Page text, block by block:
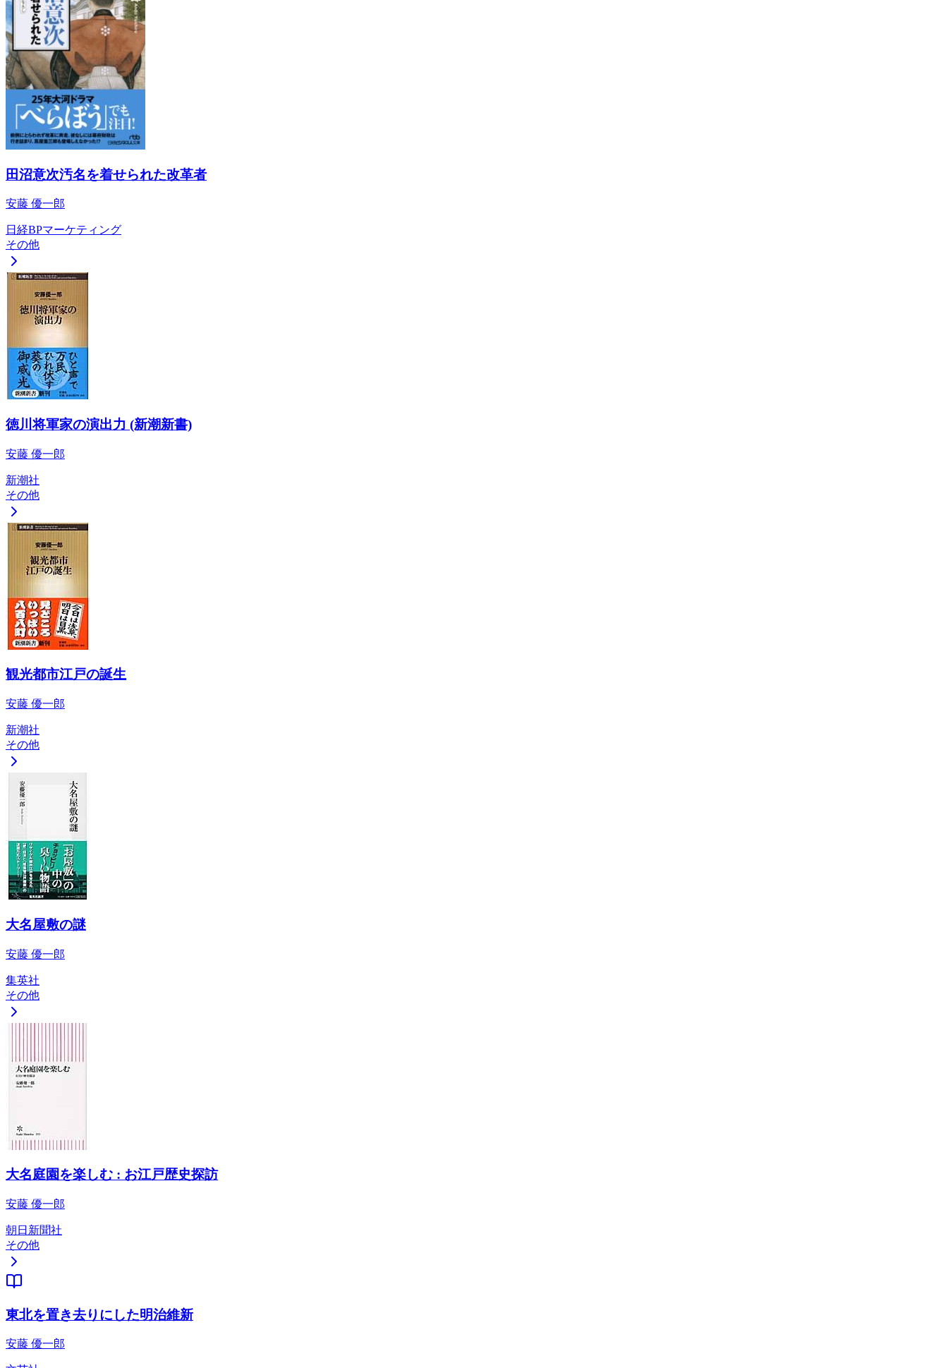
田沼意次汚名を着せられた改革者
安藤 優一郎
日経BPマーケティング
その他
徳川将軍家の演出力 (新潮新書)
安藤 優一郎
新潮社
その他
観光都市江戸の誕生
安藤 優一郎
新潮社
その他
大名屋敷の謎
安藤 優一郎
集英社
その他
大名庭園を楽しむ : お江戸歴史探訪
安藤 優一郎
朝日新聞社
その他
東北を置き去りにした明治維新
安藤 優一郎